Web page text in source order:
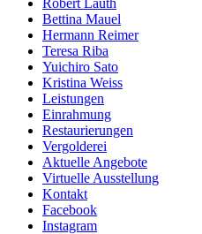
Robert Lauth
Bettina Mauel
Hermann Reimer
Teresa Riba
Yuichiro Sato
Kristina Weiss
Leistungen
Einrahmung
Restaurierungen
Vergolderei
Aktuelle Angebote
Virtuelle Ausstellung
Kontakt
Facebook
Instagram